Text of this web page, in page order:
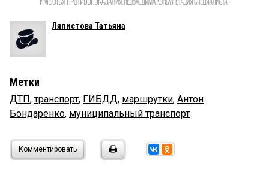
Ляпистова Татьяна
Метки
ДТП,транспорт, ГИБДД, маршрутки, Антон
Бондаренко, муниципальный транспорт
Комментировать